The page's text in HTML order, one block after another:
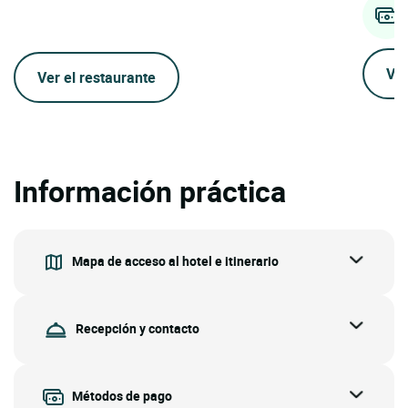
comedor panorámico, abierto al horizonte ...
Ver el restaurante
lugar
una
Información práctica
Mapa de acceso al hotel e itinerario
Recepción y contacto
Métodos de pago